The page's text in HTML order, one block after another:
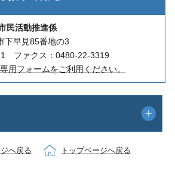
民活動推進係
早見85番地の3
ファクス：0480-22-3319
用フォームをご利用ください。
へ戻る トップページへ戻る